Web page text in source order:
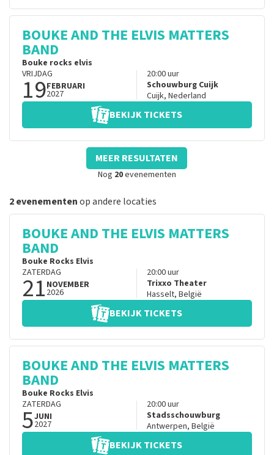
BOUKE AND THE ELVIS MATTERS
BAND
Bouke rocks elvis
VRIJDAG
19FEBRUARI
2027
20:00uur
Schouwburg Cuijk
Cuijk, Nederland
BEKIJK TICKETS
MEER RESULTATEN
Nog 20evenementen
2 evenementenop andere locaties
BOUKE AND THE ELVIS MATTERS
BAND
Bouke Rocks Elvis
ZATERDAG
21 NOVEMBER
2026
20:00uur
Trixxo Theater
Hasselt, België
BEKIJK TICKETS
BOUKE AND THE ELVIS MATTERS
BAND
Bouke Rocks Elvis
ZATERDAG
5JUNI
2027
20:00uur
Stadsschouwburg
Antwerpen, België
BEKIJK TICKETS